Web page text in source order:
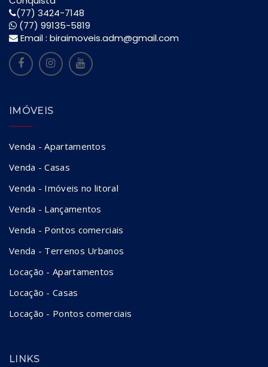
(77) 3424-7148
(77) 99135-5819
Email : biraimoveis.adm@gmail.com
IMÓVEIS
Venda - Apartamentos
Venda - Casas
Venda - Imóveis no litoral
Venda - Lançamentos
Venda - Pontos comerciais
Venda - Terrenos Urbanos
Locação - Apartamentos
Locação - Casas
Locação - Pontos comerciais
LINKS